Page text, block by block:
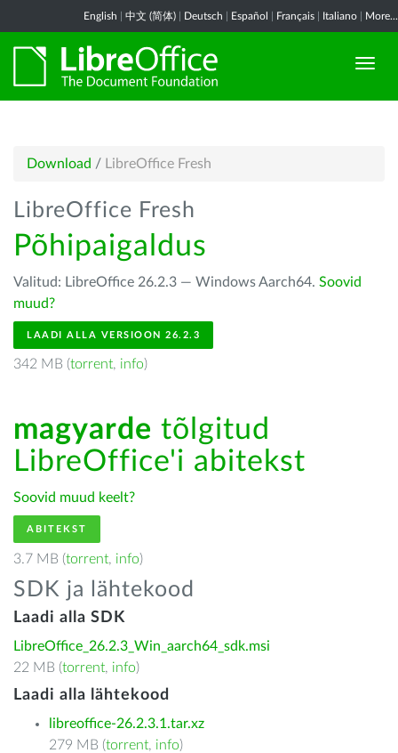
English 中文 (简体) Deutsch Español Français Italiano More...
Download / LibreOffice Fresh
LibreOffice Fresh
Põhipaigaldus
Valitud: LibreOffice 26.2.3 — Windows Aarch64. Soovid
muud?
LAADI ALLA VERSIOON 26.2.3
342 MB (torrent, info)
magyarde tõlgitud
LibreOffice'i abitekst
Soovid muud keelt?
ABITEKST
3.7 MB (torrent, info)
SDK ja lähtekood
Laadi alla SDK
LibreOffice_26.2.3_Win_aarch64_sdk.msi
22 MB (torrent, info)
Laadi alla lähtekood
libreoffice-26.2.3.1.tar.xz
279 MB (torrent, info)